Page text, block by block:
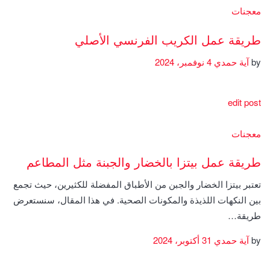
معجنات
طريقة عمل الكريب الفرنسي الأصلي
byآية حمدي
edit post
معجنات
طريقة عمل بيتزا بالخضار والجبنة مثل المطاعم
تعتبر بيتزا الخضار والجبن من الأطباق المفضلة للكثيرين، حيث تجمع
بين النكهات اللذيذة والمكونات الصحية. في هذا المقال، سنستعرض
طريقة…
byآية حمدي